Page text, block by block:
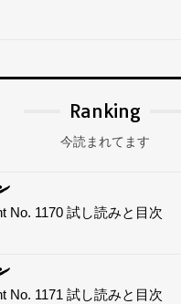
Ranking
今読まれてます
No. 1170 試し読みと目次
No. 1171 試し読みと目次